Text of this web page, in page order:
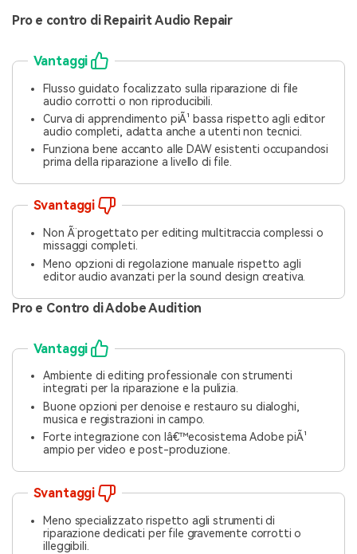
Pro e contro di Repairit Audio Repair
Vantaggi
Flusso guidato focalizzato sulla riparazione di file
audio corrotti o non riproducibili.
Curva di apprendimento piÃ¹ bassa rispetto agli editor
audio completi, adatta anche a utenti non tecnici.
Funziona bene accanto alle DAW esistenti occupandosi
prima della riparazione a livello di file.
Svantaggi
Non Ã¨ progettato per editing multitraccia complessi o
missaggi completi.
Meno opzioni di regolazione manuale rispetto agli
editor audio avanzati per la sound design creativa.
Pro e Contro di Adobe Audition
Vantaggi
Ambiente di editing professionale con strumenti
integrati per la riparazione e la pulizia.
Buone opzioni per denoise e restauro su dialoghi,
musica e registrazioni in campo.
Forte integrazione con lâ€™ecosistema Adobe piÃ¹
ampio per video e post-produzione.
Svantaggi
Meno specializzato rispetto agli strumenti di
riparazione dedicati per file gravemente corrotti o
illeggibili.